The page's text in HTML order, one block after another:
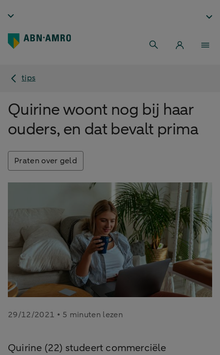
tips
Quirine woont nog bij haar
ouders, en dat bevalt prima
Praten over geld
29/12/2021 • 5 minuten lezen
Quirine (22) studeert commerciële